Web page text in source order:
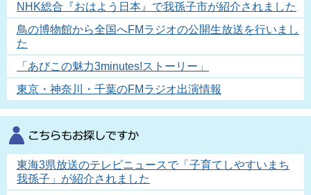
NHK総合『おはよう日本』で我孫子市が紹介されました
鳥の博物館から全国へFMラジオの公開生放送を行いまし
た
「あびこの魅力3minutes!ストーリー」
東京・神奈川・千葉のFMラジオ出演情報
東海3県放送のテレビニュースで「子育てしやすいまち
我孫子」が紹介されました